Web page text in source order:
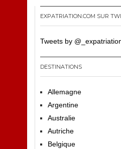
EXPATRIATION.COM SUR
Tweets by
DESTINATIONS
Allemagne
Argentine
Australie
Autriche
Belgique